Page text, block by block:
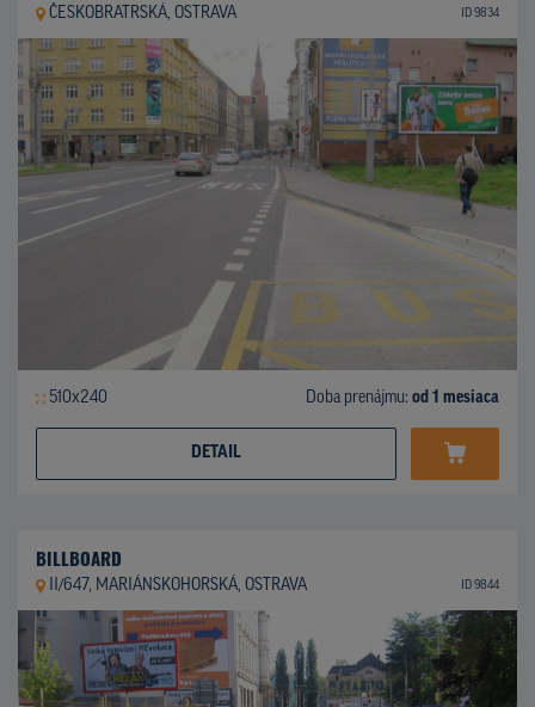
ČESKOBRATRSKÁ, OSTRAVA ID 9834
510x240 Doba prenájmu: od 1 mesiaca
DETAIL
BILLBOARD
II/647, MARIÁNSKOHORSKÁ, OSTRAVA ID 9844